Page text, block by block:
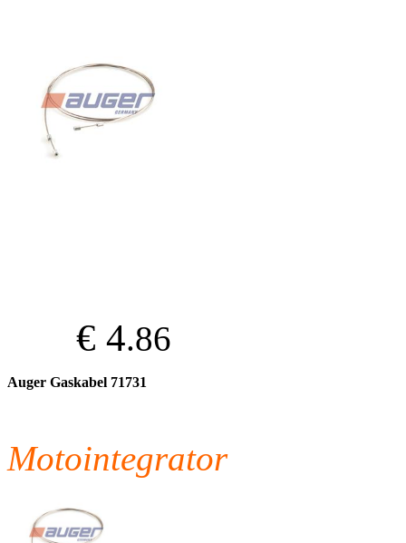
€ 4.86
Auger Gaskabel 71731
Motointegrator